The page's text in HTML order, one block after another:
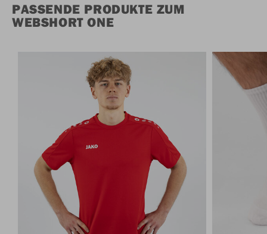
PASSENDE PRODUKTE ZUM
WEBSHORT ONE